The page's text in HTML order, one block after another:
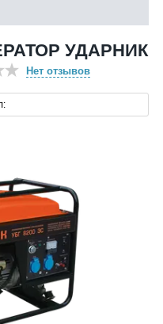
УДАРНИК
Нет отзывов